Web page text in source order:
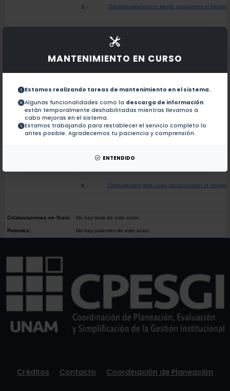
MANTENIMIENTO EN CURSO
Estamos realizando tareas de mantenimiento en el sistema.
Algunas funcionalidades como la descarga de información
están temporalmente deshabilitadas mientras llevamos a
cabo mejoras en el sistema.
Estamos trabajando para restablecer el servicio completo lo
antes posible. Agradecemos tu paciencia y comprensión.
ENTENDIDO
3.- Thermoluminescence kinetic parameters of
Dose rate effects on the then-no luminescence
7.- Evaluation of thermoluminescent kinetics
Variation of the peak temperature at the
9.- Computerized glow curve deconvolution of
Colaboraciones en Tesis: No hay tesis de este autor.
Patentes: No hay patentes de este autor.
Créditos Contacto Coordinación de Planeación